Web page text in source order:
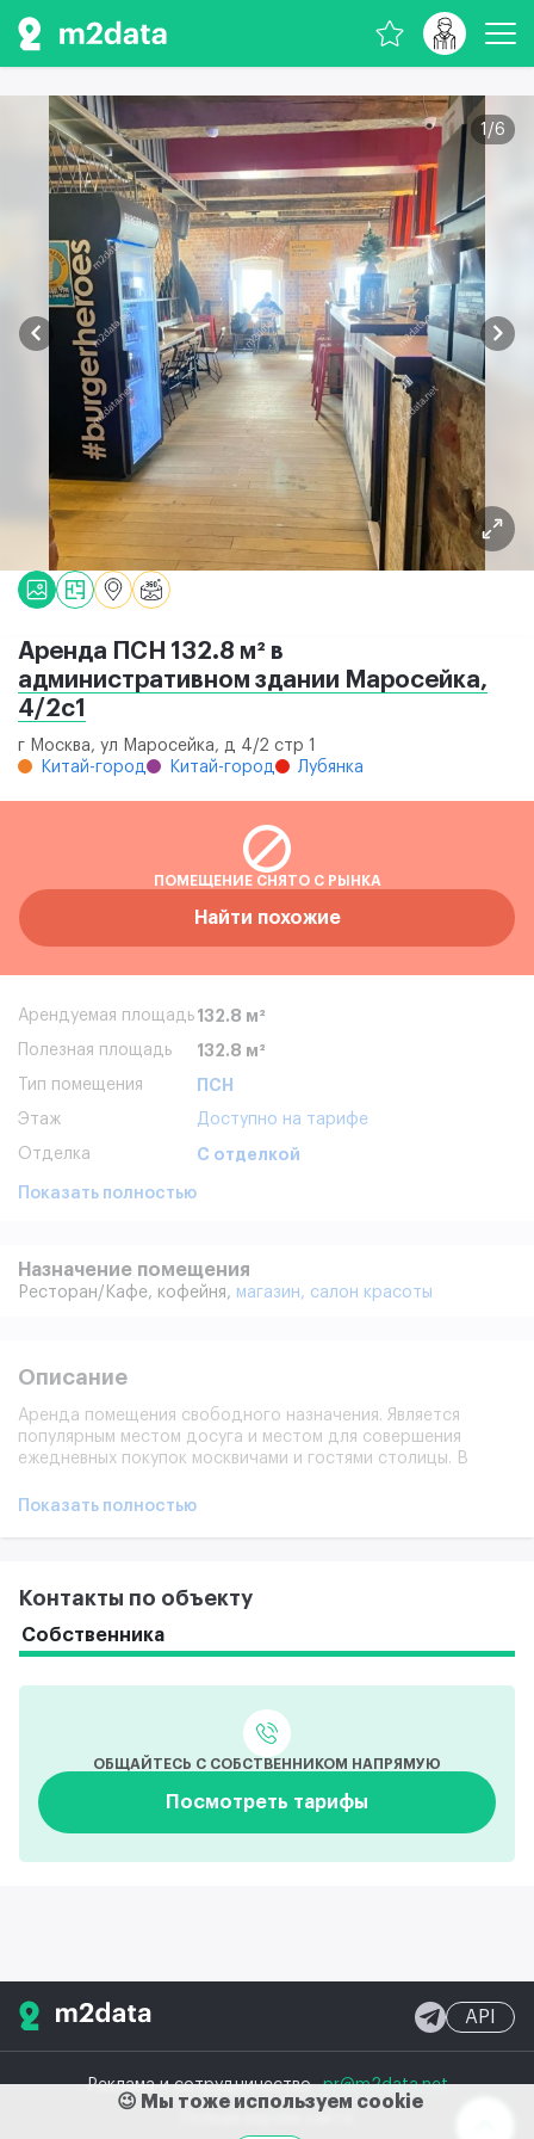
1 /6
Аренда ПСН 132.8 м² в
административном здании Маросейка,
4/2с1
г Москва, ул Маросейка, д 4/2 стр 1
Китай-город
Китай-город Лубянка
ПОМЕЩЕНИЕ СНЯТО С РЫНКА
Найти похожие
Арендуемая площадь 132.8 м²
Полезная площадь 132.8 м²
Тип помещения ПСН
Этаж Доступно на тарифе
Отделка С отделкой
Показать полностью
Назначение помещения
Ресторан/кафе, кофейня, магазин, салон красоты
Описание
Аренда помещения свободного назначения. Является
популярным местом досуга и местом для совершения
ежедневных покупок москвичами и гостями столицы. В
культурные и учебные заведения, рестораны, кафе, бары,
потенциал. Можно шуметь.
Показать полностью
Контакты по объекту
Собственника
ОБЩАЙТЕСЬ С СОБСТВЕННИКОМ НАПРЯМУЮ
Посмотреть тарифы
Реклама и сотрудничествоpr@m2data.net
API
😉 Мы тоже используем cookie